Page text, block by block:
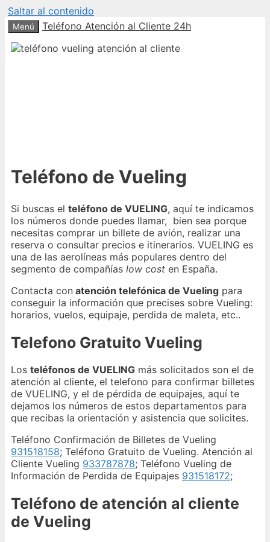
Saltar al contenido
Menú Teléfono Atención al Cliente 24h
Teléfono de Vueling
Si buscas el teléfono de VUELING, aquí te indicamos
los números donde puedes llamar, bien sea porque
necesitas comprar un billete de avión, realizar una
reserva o consultar precios e itinerarios. VUELING es
una de las aerolíneas más populares dentro del
segmento de compañías low cost en España.
Contacta con atención telefónica de Vueling para
conseguir la información que precises sobre Vueling:
horarios, vuelos, equipaje, perdida de maleta, etc..
Telefono Gratuito Vueling
Los teléfonos de VUELING más solicitados son el de
atención al cliente, el telefono para confirmar billetes
de VUELING, y el de pérdida de equipajes, aquí te
dejamos los números de estos departamentos para
que recibas la orientación y asistencia que solicites.
Teléfono Confirmación de Billetes de Vueling
931518158; Teléfono Gratuito de Vueling. Atención al
Cliente Vueling 933787878; Teléfono Vueling de
Información de Perdida de Equipajes 931518172;
Teléfono de atención al cliente
de Vueling